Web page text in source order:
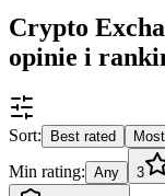
Crypto
opinie i
Sort: Best rated
Min rating: Any 3